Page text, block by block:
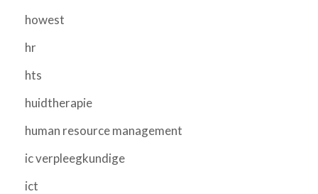
howest
hr
hts
huidtherapie
human resource management
ic verpleegkundige
ict